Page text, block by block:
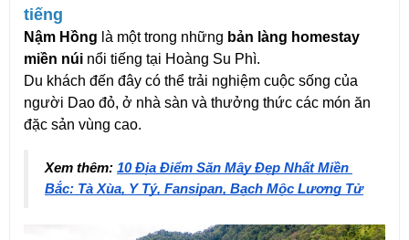
tiếng
Nậm Hồng là một trong những bản làng homestay
miền núi nổi tiếng tại Hoàng Su Phì.
Du khách đến đây có thể trải nghiệm cuộc sống của
người Dao đỏ, ở nhà sàn và thưởng thức các món ăn
đặc sản vùng cao.
Xem thêm: 10 Địa Điểm Săn Mây Đẹp Nhất Miền
Bắc: Tà Xùa, Y Tý, Fansipan, Bạch Mộc Lương Tử